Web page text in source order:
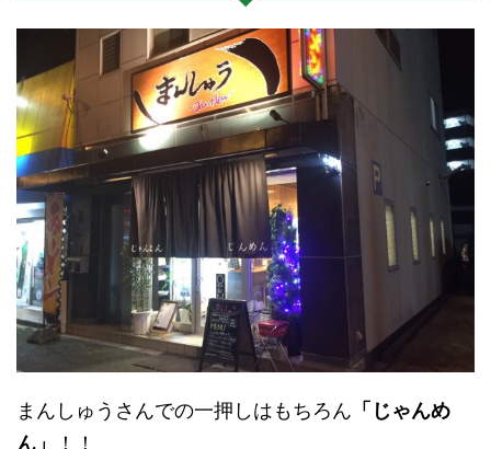
まんしゅうさんでの一押しはもちろん 「じゃんめ
ん」
！！